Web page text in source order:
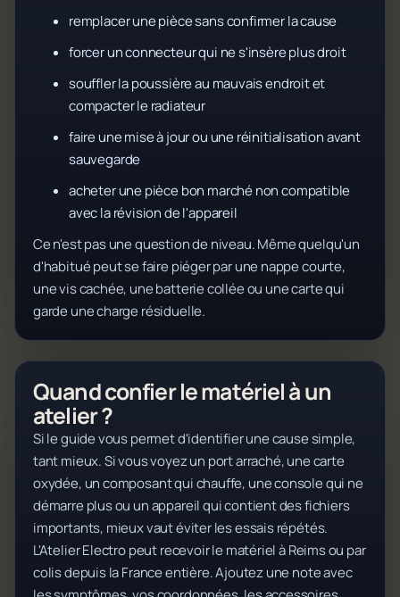
remplacer une pièce sans confirmer la cause
forcer un connecteur qui ne s'insère plus droit
souffler la poussière au mauvais endroit et
compacter le radiateur
faire une mise à jour ou une réinitialisation avant
sauvegarde
acheter une pièce bon marché non compatible
avec la révision de l'appareil
Ce n'est pas une question de niveau. Même quelqu'un
d'habitué peut se faire piéger par une nappe courte,
une vis cachée, une batterie collée ou une carte qui
garde une charge résiduelle.
Quand confier le matériel à un
atelier ?
Si le guide vous permet d'identifier une cause simple,
tant mieux. Si vous voyez un port arraché, une carte
oxydée, un composant qui chauffe, une console qui ne
démarre plus ou un appareil qui contient des fichiers
importants, mieux vaut éviter les essais répétés.
L'Atelier Electro peut recevoir le matériel à Reims ou par
colis depuis la France entière. Ajoutez une note avec